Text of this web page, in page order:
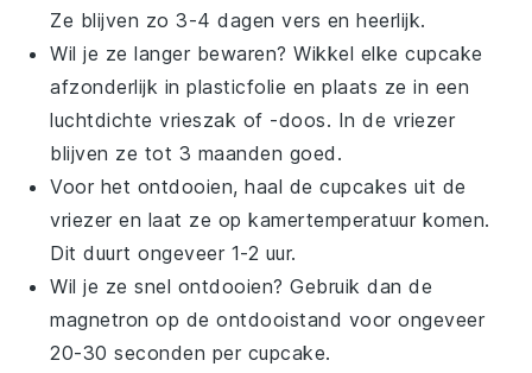
Ze blijven zo 3-4 dagen vers en heerlijk.
Wil je ze langer bewaren? Wikkel elkecupcake
afzonderlijk in plasticfolie en plaats ze in een
luchtdichte vrieszak of -doos. In de vriezer
blijven ze tot 3 maanden goed.
Voor het ontdooien, haal decupcakes uit de
vriezer en laat ze op kamertemperatuur komen.
Dit duurt ongeveer 1-2 uur.
Wil je ze snel ontdooien? Gebruik dan de
magnetron op de ontdooistand voor ongeveer
20-30 seconden per cupcake.